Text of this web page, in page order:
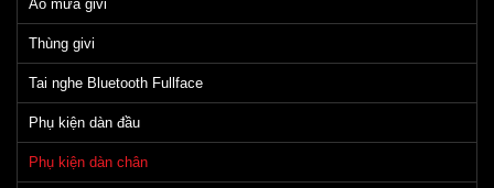
Áo mưa givi
Thùng givi
Tai nghe Bluetooth Fullface
Phụ kiện dàn đầu
Phụ kiện dàn chân